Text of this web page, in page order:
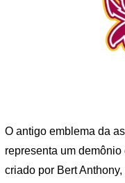
O antigo emblema da
representa um
criado por Bert